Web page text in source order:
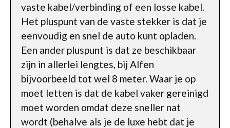
vaste kabel/verbinding of een losse kabel.
Het pluspunt van de vaste stekker is dat je
eenvoudig en snel de auto kunt opladen.
Een ander pluspunt is dat ze beschikbaar
zijn in allerlei lengtes, bij Alfen
bijvoorbeeld tot wel 8 meter. Waar je op
moet letten is dat de kabel vaker gereinigd
moet worden omdat deze sneller nat
wordt (behalve als je de luxe hebt dat je